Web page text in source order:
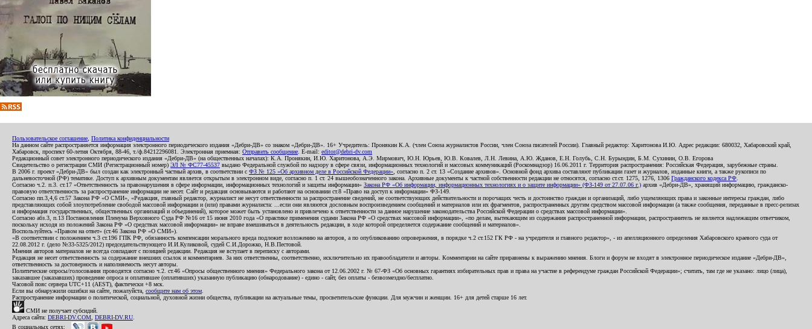
Пользовательское соглашение Политика конфиденциальности
На данном сайте распространяется информация электронного периодического издания «Дебри-ДВ» со знаком «Дебри-ДВ». 16+ Учредитель: Пронякин К.А. (член Союза журналистов России, член Союза писателей России). Главный редактор: Харитонова И.Ю. Адрес редакции: 680032, Хабаровский край,
Хабаровск, проспект 60-летия Октября, 88-46, т./ф.84212296081. Электронная приемная: Отправить сообщение . E-mail: editor@debri-dv.com
Редакционный совет электронного периодического издания «Дебри-ДВ» (на общественных началах): К.А. Пронякин, И.Ю. Харитонова, А.Э. Мирмович, Ю.Н. Юрьев, Ю.В. Ковалев, Л.Н. Левина, А.Ю. Жданов, Е.Н. Голубь, С.Н. Бурындин, Б.М. Сухинин, О.В. Егорова
Свидетельство о регистрации СМИ (Регистрационный номер) ЭЛ № ФС77-45537 выдано Федеральной службой по надзору в сфере связи, информационных технологий и массовых коммуникаций (Роскомнадзор) 16.06.2011 г. Территория распространения: Российская Федерация, зарубежные страны.
В 2006 г. проект «Дебри-ДВ» был создан как электронный частный архив, в соответствии с ФЗ № 125 «Об архивном деле в Российской Федерации» , согласно п. 2 ст. 13 «Создание архивов». Основной фонд архива составляют публикации газет и журналов, изданные книги, а также рукописи по
дальневосточной (РФ) тематике. Доступ к архивным документам является открытым в электронном виде, согласно п. 1 ст. 24 вышеобозначенного закона. Архивные документы к частной собственности редакции не относятся, согласно ст.ст. 1275, 1276, 1306 Гражданского кодекса РФ
Согласно ч.2. п.3. ст.17 «Ответственность за правонарушения в сфере информации, информационных технологий и защиты информации» Закона РФ «Об информации, информационных технологиях и о защите информации» (ФЗ-149 от 27.07.06 г.) архив «Дебри-ДВ», хранящий информацию, гражданско-
правовую ответственность за распространение информации не несет. Сайт и редакция основываются и работают на основании ст.8 «Право на доступ к информации» ФЗ-149.
Согласно пп.3,4,6 ст.57 Закона РФ «О СМИ», «Редакция, главный редактор, журналист не несут ответственности за распространение сведений, не соответствующих действительности и порочащих честь и достоинство граждан и организаций, либо ущемляющих права и законные интересы граждан, либо
представляющих собой злоупотребление свободой массовой информации и (или) правами журналиста: ...если они являются дословным воспроизведением сообщений и материалов или их фрагментов, распространенных другим средством массовой информации (а также сообщения, переданные в пресс-релизах
и информация государственных, общественных организаций и объединений), которое может быть установлено и привлечено к ответственности за данное нарушение законодательства Российской Федерации о средствах массовой информации».
Согласно абз.3, п.13 Постановления Пленума Верховного Суда РФ №16 от 15 июня 2010 года «О практике применения судами Закона РФ «О средствах массовой информации», «по делам, вытекающим из содержания распространенной информации, распространитель не является надлежащим ответчиком,
поскольку исходя из положений Закона РФ «О средствах массовой информации» не вправе вмешиваться в деятельность редакции, в ходе которой определяется содержание сообщений и материалов».
Воспользуйтесь «Правом на ответ» (ст.46 Закона РФ «О СМИ»).
«В соответствии с положением ч.3 ст.196 ГПК РФ, обязанность компенсации морального вреда подлежит возложению на авторов, а по опубликованию опровержения, в порядке ч.2 ст.152 ГК РФ - на учредителя и главного редактор», - из апелляционного определения Хабаровского краевого суда от
22.08.2012 г. (дело №33-5325/2012) председательствующего И.И.Куликовой, судей С.И.Дорожко, Н.В.Пестовой.
Мнения авторов материалов не всегда совпадают с позицией редакции. Редакция не вступает в переписку с авторами.
Редакция не несет ответственность за содержание внешних ссылок и комментариев. За них ответственны, соответственно, исключительно их правообладатели и авторы. Комментарии на сайте приравнены к выражению мнения. Блоги и форум не входят в электронное периодическое издание «Дебри-ДВ»,
ответственность за достоверность и наполняемость несут авторы.
Политические опросы/голосования проводятся согласно ч.2. ст.46 «Опросы общественного мнения» Федерального закона от 12.06.2002 г. № 67-ФЗ «Об основных гарантиях избирательных прав и права на участие в референдуме граждан Российской Федерации»; считать, там где не указано: лицо (лица),
заказавшее (заказавших) проведение опроса и оплатившее (оплативших) указанную публикацию (обнародование) - едино - сайт, без оплаты - безвозмездно/бесплатно.
Часовой пояс сервера UTC+11 (AEST), фактически +8 мск.
Если вы обнаружили ошибки на сайте, пожалуйста, сообщите нам об этом
Распространение информации о политической, социальной, духовной жизни общества, публикации на актуальные темы, просветительские функции. Для мужчин и женщин. 16+ для детей старше 16 лет.
СМИ не получает субсидий.
Адреса сайта: DEBRI-DV.COM DEBRI-DV.RU
В социальных сетях: